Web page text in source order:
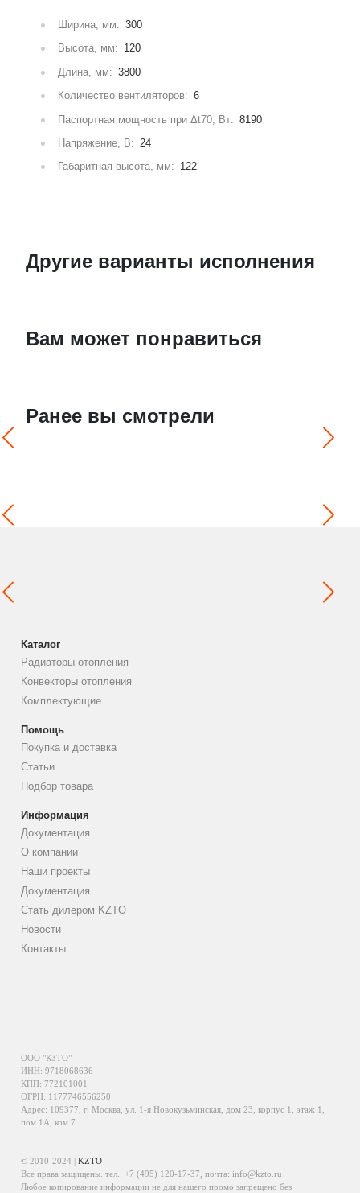
Ширина, мм: 300
Высота, мм: 120
Длина, мм: 3800
Количество вентиляторов: 6
Паспортная мощность при Δt70, Вт: 8190
Напряжение, В: 24
Габаритная высота, мм: 122
Другие варианты исполнения
Вам может понравиться
Ранее вы смотрели
Каталог
Радиаторы отопления
Конвекторы отопления
Комплектующие
Помощь
Покупка и доставка
Статьи
Подбор товара
Информация
Документация
О компании
Наши проекты
Документация
Стать дилером KZTO
Новости
Контакты
ООО "КЗТО"
ИНН: 9718068636
КПП: 772101001
ОГРН: 1177746556250
Адрес: 109377, г. Москва, ул. 1-я Новокузьминская, дом 23, корпус 1, этаж 1,
пом.1А, ком.7
© 2010-2024 |KZTO
Все права защищены. тел.: +7 (495) 120-17-37 , почта: info@kzto.ru
Любое копирование информации не для нашего промо запрещено без